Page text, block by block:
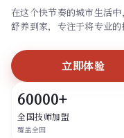
在这个快节奏的城市生活
舒养到家，专注于将专业的
立即体验
60000+
全国技师加盟
覆盖全国